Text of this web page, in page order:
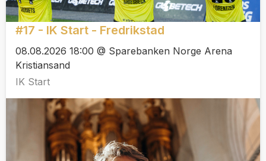
#17 - IK Start - Fredrikstad
08.08.2026 18:00 @ Sparebanken Norge Arena
Kristiansand
IK Start